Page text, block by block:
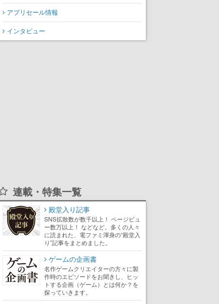
奏で披露、冒頭部分は“無
アプリセール情報
インタビュー
連載・特集一覧
殿堂入り記事
SNS拡散数が数千以上！ ページビュ
ー数万以上！ などなど。多くの人々
に読まれた、電ファミ渾身の“殿堂入
り”記事をまとめました。
ゲームの企画書
名作ゲームクリエイターの方々に製
作時のエピソードをお聞きし、ヒッ
トする企画（ゲーム）とは何か？を
探っていきます。